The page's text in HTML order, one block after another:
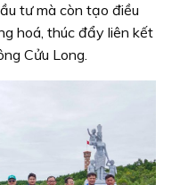
tư mà còn tạo điều
hoá, thúc đẩy liên kết
Cửu Long.